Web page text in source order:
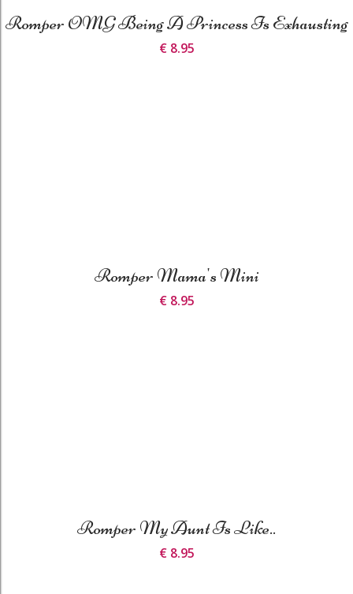
Romper OMG Being A Princess Is Exhausting
€ 8.95
Romper Mama's Mini
€ 8.95
Romper My Aunt Is Like..
€ 8.95